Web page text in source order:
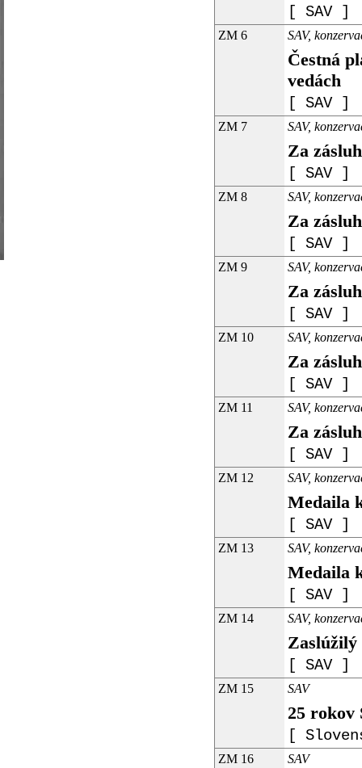
[ SAV ]
ZM 6 SAV,
Čestná
vedách
[ SAV ]
ZM 7 SAV,
Za
[ SAV ]
ZM 8 SAV,
Za
[ SAV ]
ZM 9 SAV,
Za
[ SAV ]
ZM 10 SAV,
Za
[ SAV ]
ZM 11 SAV,
Za
[ SAV ]
ZM 12 SAV,
Medaila
[ SAV ]
ZM 13 SAV,
Medaila
[ SAV ]
ZM 14 SAV,
Zaslúžilý
[ SAV ]
ZM 15 SAV
25 rokov
[
ZM 16 SAV